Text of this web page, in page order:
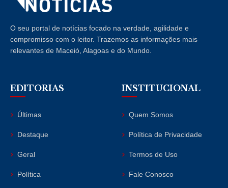
O seu portal de notícias focado na verdade, agilidade e
compromisso com o leitor. Trazemos as informações mais
relevantes de Maceió, Alagoas e do Mundo.
EDITORIAS
Últimas
Destaque
Geral
Política
INSTITUCIONAL
Quem Somos
Política de Privacidade
Termos de Uso
Fale Conosco